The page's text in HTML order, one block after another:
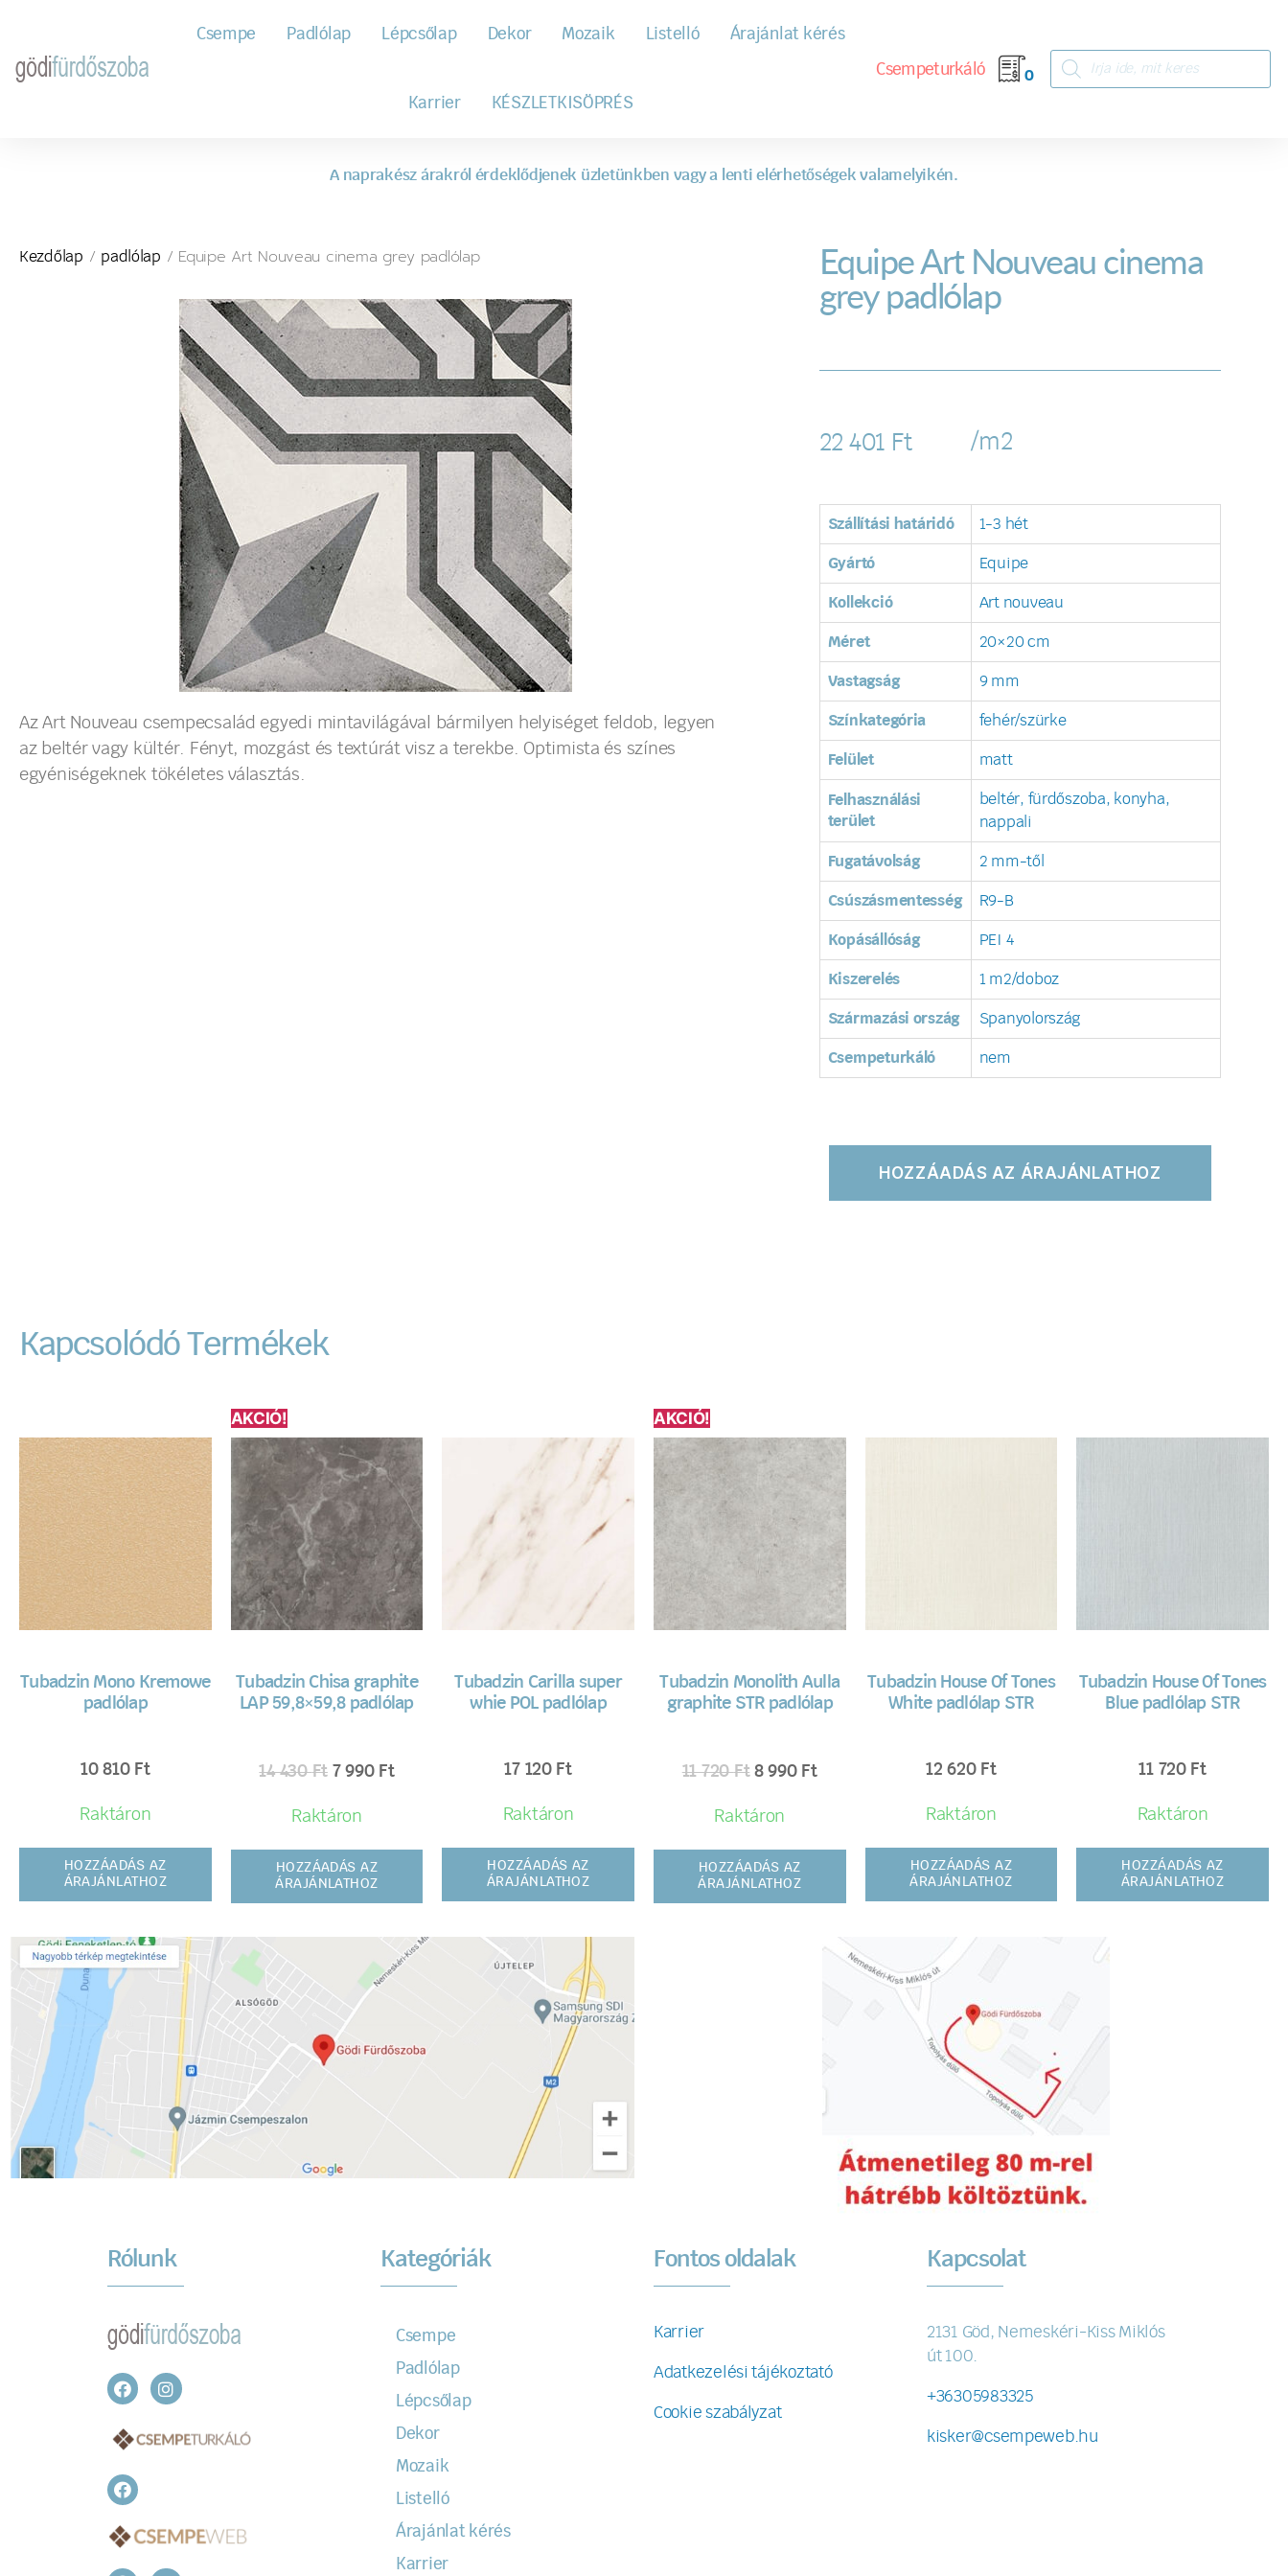
Csempe Padlólap Lépcsőlap Dekor Mozaik Listelló Árajánlat kérés
Karrier KÉSZLETKISÖPRÉS
Csempeturkáló 0
A naprakész árakról érdeklődjenek üzletünkben vagy a lenti elérhetőségek valamelyikén.
Kezdőlap / padlólap / Equipe Art Nouveau cinema grey padlólap
Az Art Nouveau csempecsalád egyedi mintavilágával bármilyen helyiséget feldob, legyen
az beltér vagy kültér. Fényt, mozgást és textúrát visz a terekbe. Optimista és színes
egyéniségeknek tökéletes választás.
Equipe Art Nouveau cinema
grey padlólap
22 401 Ft /m2
Szállítási határidó 1-3 hét
Gyártó Equipe
Kollekció Art nouveau
Méret 20×20 cm
Vastagság 9 mm
Színkategória fehér/szürke
Felület matt
Felhasználási
terület
beltér, fürdőszoba, konyha,
nappali
Fugatávolság 2 mm-től
Csúszásmentesség R9-B
Kopásállóság PEI 4
Kiszerelés 1 m2/doboz
Származási ország Spanyolország
Csempeturkáló nem
HOZZÁADÁS AZ ÁRAJÁNLATHOZ
Kapcsolódó Termékek
Tubadzin Mono Kremowe
padlólap
10 810 Ft
Raktáron
HOZZÁADÁS AZ
ÁRAJÁNLATHOZ
AKCIÓ!
Tubadzin Chisa graphite
LAP 59,8×59,8 padlólap
14 430Ft 7 990 Ft
Raktáron
HOZZÁADÁS AZ
ÁRAJÁNLATHOZ
Tubadzin Carilla super
whie POL padlólap
17 120 Ft
Raktáron
HOZZÁADÁS AZ
ÁRAJÁNLATHOZ
AKCIÓ!
Tubadzin Monolith Aulla
graphite STR padlólap
11 720Ft 8 990 Ft
Raktáron
HOZZÁADÁS AZ
ÁRAJÁNLATHOZ
Tubadzin House Of Tones
White padlólap STR
12 620 Ft
Raktáron
HOZZÁADÁS AZ
ÁRAJÁNLATHOZ
Tubadzin House Of Tones
Blue padlólap STR
11 720 Ft
Raktáron
HOZZÁADÁS AZ
ÁRAJÁNLATHOZ
Rólunk Kategóriák
Csempe
Padlólap
Lépcsőlap
Dekor
Mozaik
Listelló
Árajánlat kérés
Karrier
Fontos oldalak
Karrier
Adatkezelési tájékoztató
Cookie szabályzat
Kapcsolat
2131 Göd, Nemeskéri-Kiss Miklós
út 100.
+36305983325
kisker@csempeweb.hu